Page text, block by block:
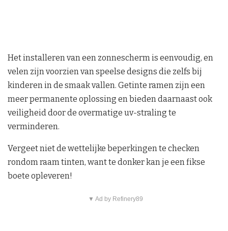
Het installeren van een zonnescherm is eenvoudig, en
velen zijn voorzien van speelse designs die zelfs bij
kinderen in de smaak vallen. Getinte ramen zijn een
meer permanente oplossing en bieden daarnaast ook
veiligheid door de overmatige uv-straling te
verminderen.
Vergeet niet de wettelijke beperkingen te checken
rondom raam tinten, want te donker kan je een fikse
boete opleveren!
▼ Ad by Refinery89